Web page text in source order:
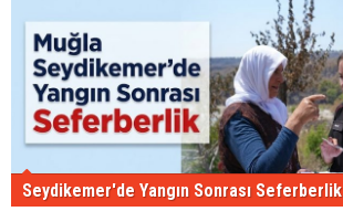
Seydikemer'de Yangın Sonrası Seferberlik